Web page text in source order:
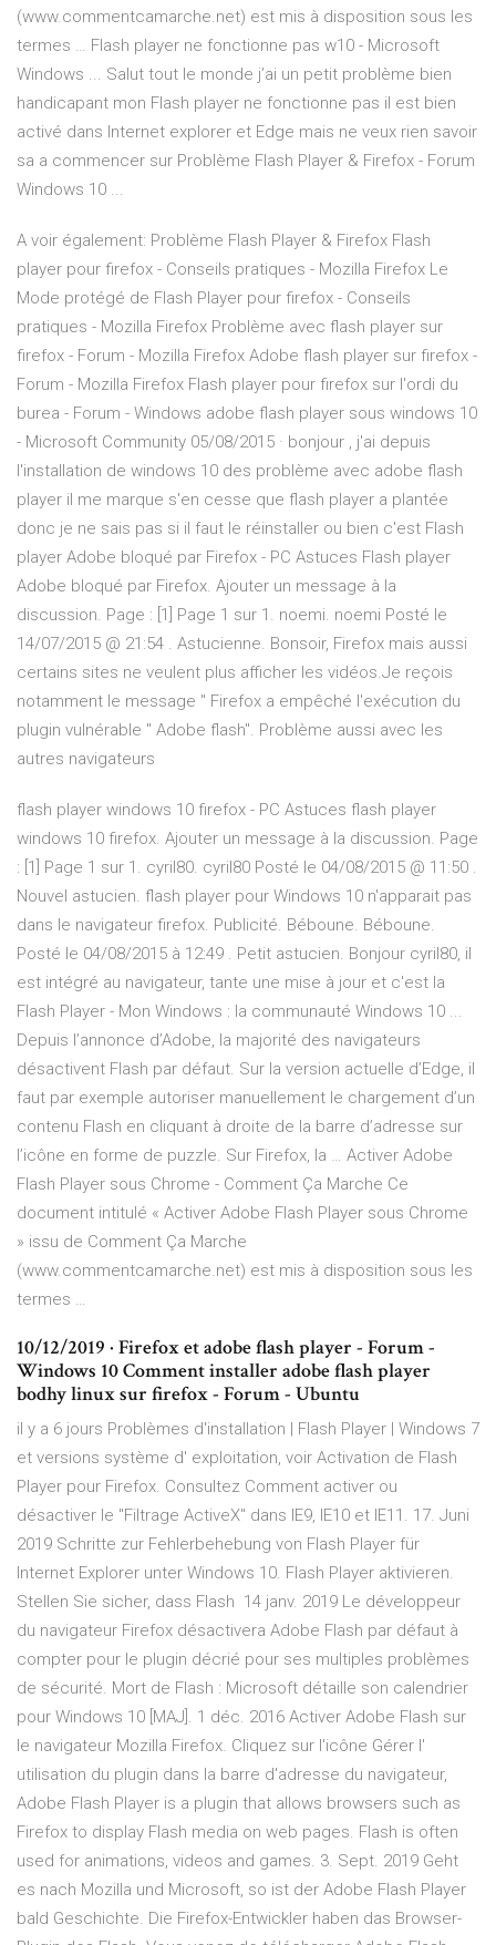
(www.commentcamarche.net) est mis à disposition sous les
termes … Flash player ne fonctionne pas w10 - Microsoft
Windows ... Salut tout le monde j’ai un petit problème bien
handicapant mon Flash player ne fonctionne pas il est bien
activé dans Internet explorer et Edge mais ne veux rien savoir
sa a commencer sur Problème Flash Player & Firefox - Forum
Windows 10 ...
A voir également: Problème Flash Player & Firefox Flash
player pour firefox - Conseils pratiques - Mozilla Firefox Le
Mode protégé de Flash Player pour firefox - Conseils
pratiques - Mozilla Firefox Problème avec flash player sur
firefox - Forum - Mozilla Firefox Adobe flash player sur firefox -
Forum - Mozilla Firefox Flash player pour firefox sur l'ordi du
burea - Forum - Windows adobe flash player sous windows 10
- Microsoft Community 05/08/2015 · bonjour , j'ai depuis
l'installation de windows 10 des problème avec adobe flash
player il me marque s'en cesse que flash player a plantée
donc je ne sais pas si il faut le réinstaller ou bien c'est Flash
player Adobe bloqué par Firefox - PC Astuces Flash player
Adobe bloqué par Firefox. Ajouter un message à la
discussion. Page : [1] Page 1 sur 1. noemi. noemi Posté le
14/07/2015 @ 21:54 . Astucienne. Bonsoir, Firefox mais aussi
certains sites ne veulent plus afficher les vidéos.Je reçois
notamment le message " Firefox a empêché l'exécution du
plugin vulnérable " Adobe flash". Problème aussi avec les
autres navigateurs
flash player windows 10 firefox - PC Astuces flash player
windows 10 firefox. Ajouter un message à la discussion. Page
: [1] Page 1 sur 1. cyril80. cyril80 Posté le 04/08/2015 @ 11:50 .
Nouvel astucien. flash player pour Windows 10 n'apparait pas
dans le navigateur firefox. Publicité. Béboune. Béboune.
Posté le 04/08/2015 à 12:49 . Petit astucien. Bonjour cyril80, il
est intégré au navigateur, tante une mise à jour et c'est la
Flash Player - Mon Windows : la communauté Windows 10 ...
Depuis l’annonce d’Adobe, la majorité des navigateurs
désactivent Flash par défaut. Sur la version actuelle d’Edge, il
faut par exemple autoriser manuellement le chargement d’un
contenu Flash en cliquant à droite de la barre d’adresse sur
l’icône en forme de puzzle. Sur Firefox, la … Activer Adobe
Flash Player sous Chrome - Comment Ça Marche Ce
document intitulé « Activer Adobe Flash Player sous Chrome
» issu de Comment Ça Marche
(www.commentcamarche.net) est mis à disposition sous les
termes …
10/12/2019 · Firefox et adobe flash player - Forum -
Windows 10 Comment installer adobe flash player
bodhy linux sur firefox - Forum - Ubuntu
il y a 6 jours Problèmes d'installation | Flash Player | Windows 7
et versions système d' exploitation, voir Activation de Flash
Player pour Firefox. Consultez Comment activer ou
désactiver le "Filtrage ActiveX" dans IE9, IE10 et IE11. 17. Juni
2019 Schritte zur Fehlerbehebung von Flash Player für
Internet Explorer unter Windows 10. Flash Player aktivieren.
Stellen Sie sicher, dass Flash 14 janv. 2019 Le développeur
du navigateur Firefox désactivera Adobe Flash par défaut à
compter pour le plugin décrié pour ses multiples problèmes
de sécurité. Mort de Flash : Microsoft détaille son calendrier
pour Windows 10 [MAJ]. 1 déc. 2016 Activer Adobe Flash sur
le navigateur Mozilla Firefox. Cliquez sur l'icône Gérer l'
utilisation du plugin dans la barre d'adresse du navigateur,
Adobe Flash Player is a plugin that allows browsers such as
Firefox to display Flash media on web pages. Flash is often
used for animations, videos and games. 3. Sept. 2019 Geht
es nach Mozilla und Microsoft, so ist der Adobe Flash Player
bald Geschichte. Die Firefox-Entwickler haben das Browser-